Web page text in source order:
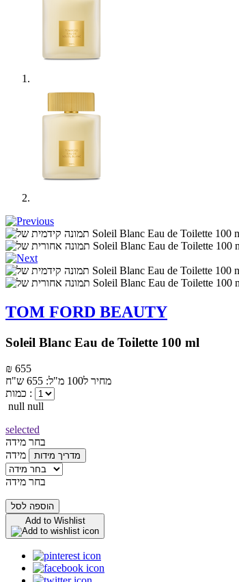
TOM FORD BEAUTY
Soleil Blanc Eau de Toilette 100 ml
₪ 655
מחיר ל100 מ"ל: 655 ש"ח
כמות :
null null
selected
בחר מידה
מידה
מדריך מידות
בחר מידה
הוספה לסל
Add to Wishlist